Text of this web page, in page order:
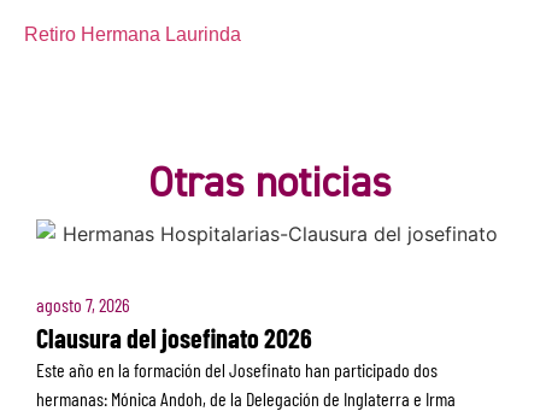
Retiro Hermana Laurinda
Otras noticias
agosto 7, 2026
Clausura del josefinato 2026
Este año en la formación del Josefinato han participado dos
hermanas: Mónica Andoh, de la Delegación de Inglaterra e Irma